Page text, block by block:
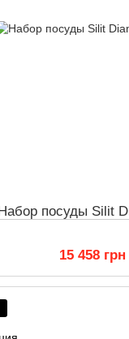
посуды Silit
15 458 грн